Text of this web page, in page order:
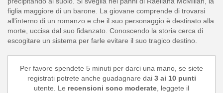
figlia maggiore di un barone. La giovane comprende di trovarsi
all'interno di un romanzo e che il suo personaggio è destinato alla
morte, uccisa dal suo fidanzato. Conoscendo la storia cerca di
escogitare un sistema per farle evitare il suo tragico destino.
Per favore spendete 5 minuti per darci una mano, se siete
registrati potrete anche guadagnare dai 3 ai 10 punti
utente. Le recensioni sono moderate , leggete il